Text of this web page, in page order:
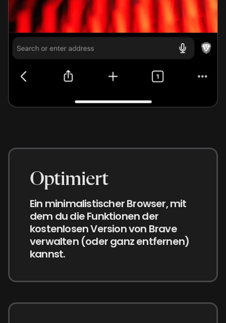
Optimiert
Ein minimalistischer Browser, mit
dem du die Funktionen der
kostenlosen Version von Brave
verwalten (oder ganz entfernen)
kannst.